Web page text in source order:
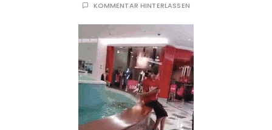
KOMMENTAR HINTERLASSEN